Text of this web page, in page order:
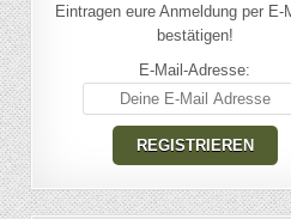
Eintragen eure Anmeldung per E-
bestätigen!
E-Mail-Adresse: